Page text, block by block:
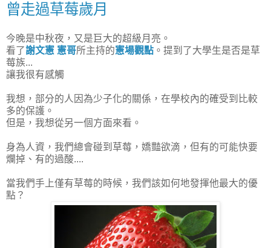
曾走過草莓歲月
今晚是中秋夜，又是巨大的超級月亮。
看了謝文憲 憲哥所主持的憲場觀點 。提到了大學生是否是草
莓族...
讓我很有感觸
我想，部分的人因為少子化的關係，在學校內的確受到比較
多的保護。
但是，我想從另一個方面來看。
身為人資，我們總會碰到草莓，嬌豔欲滴，但有的可能快要
爛掉、有的過酸....
當我們手上僅有草莓的時候，我們該如何地發揮他最大的優
點？